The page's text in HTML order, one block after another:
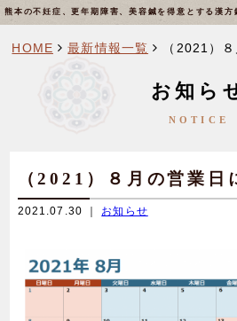
熊本の不妊症、更年期障害、美容鍼を得意とする漢方
HOME 最新情報一覧 （2021）
お知ら
NOTICE
（2021）８月の営業日
2021.07.30 ｜ お知らせ